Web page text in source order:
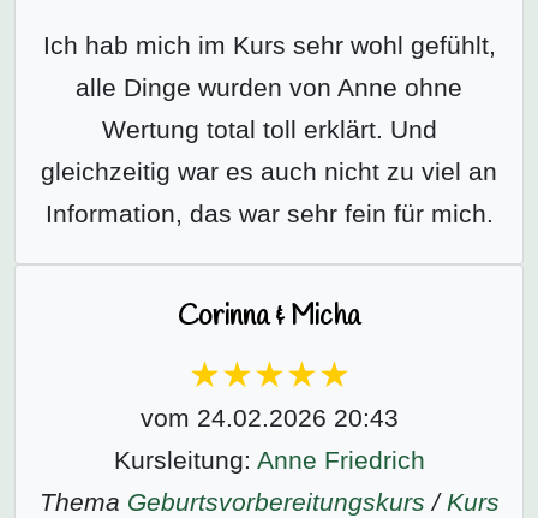
Ich hab mich im Kurs sehr wohl gefühlt,
alle Dinge wurden von Anne ohne
Wertung total toll erklärt. Und
gleichzeitig war es auch nicht zu viel an
Information, das war sehr fein für mich.
Corinna & Micha
vom 24.02.2026 20:43
Kursleitung: Anne Friedrich
Thema Geburtsvorbereitungs­kurs / Kurs